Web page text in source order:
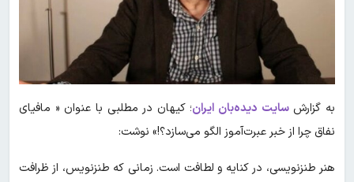
به گزارشسایت دیده‌بان ایران؛ کیهان در مطلبی با عنوان « مافیای‌
نفاق چرا از خبر عبرت‌آموز الگو می‌سازد؟!» نوشت:
هنر طنزنویسی، در کنایه و لطافت است. زمانی که طنزنویس، از ظرافت